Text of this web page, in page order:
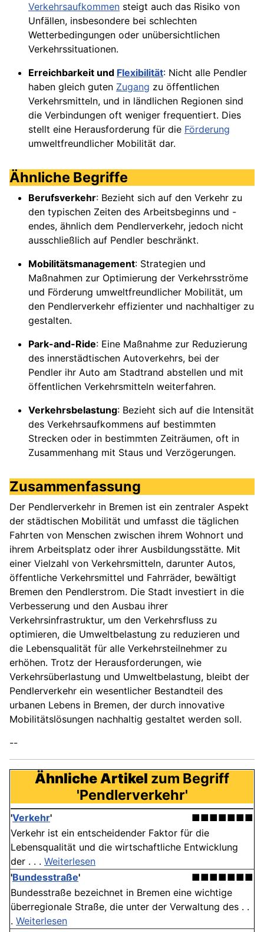
Verkehrsaufkommen steigt auch das Risiko von
Unfällen, insbesondere bei schlechten
Wetterbedingungen oder unübersichtlichen
Verkehrssituationen.
Erreichbarkeit und Flexibilität: Nicht alle Pendler
haben gleich guten Zugang zu öffentlichen
Verkehrsmitteln, und in ländlichen Regionen sind
die Verbindungen oft weniger frequentiert. Dies
stellt eine Herausforderung für die Förderung
umweltfreundlicher Mobilität dar.
Ähnliche Begriffe
Berufsverkehr: Bezieht sich auf den Verkehr zu
den typischen Zeiten des Arbeitsbeginns und -
endes, ähnlich dem Pendlerverkehr, jedoch nicht
ausschließlich auf Pendler beschränkt.
Mobilitätsmanagement: Strategien und
Maßnahmen zur Optimierung der Verkehrsströme
und Förderung umweltfreundlicher Mobilität, um
den Pendlerverkehr effizienter und nachhaltiger zu
gestalten.
Park-and-Ride: Eine Maßnahme zur Reduzierung
des innerstädtischen Autoverkehrs, bei der
Pendler ihr Auto am Stadtrand abstellen und mit
öffentlichen Verkehrsmitteln weiterfahren.
Verkehrsbelastung: Bezieht sich auf die Intensität
des Verkehrsaufkommens auf bestimmten
Strecken oder in bestimmten Zeiträumen, oft in
Zusammenhang mit Staus und Verzögerungen.
Zusammenfassung
Der Pendlerverkehr in Bremen ist ein zentraler Aspekt
der städtischen Mobilität und umfasst die täglichen
Fahrten von Menschen zwischen ihrem Wohnort und
ihrem Arbeitsplatz oder ihrer Ausbildungsstätte. Mit
einer Vielzahl von Verkehrsmitteln, darunter Autos,
öffentliche Verkehrsmittel und Fahrräder, bewältigt
Bremen den Pendlerstrom. Die Stadt investiert in die
Verbesserung und den Ausbau ihrer
Verkehrsinfrastruktur, um den Verkehrsfluss zu
optimieren, die Umweltbelastung zu reduzieren und
die Lebensqualität für alle Verkehrsteilnehmer zu
erhöhen. Trotz der Herausforderungen, wie
Verkehrsüberlastung und Umweltbelastung, bleibt der
Pendlerverkehr ein wesentlicher Bestandteil des
urbanen Lebens in Bremen, der durch innovative
Mobilitätslösungen nachhaltig gestaltet werden soll.
--
Ähnliche Artikel zum Begriff
'Pendlerverkehr'
'Verkehr'
■■■■■■■
Verkehr ist ein entscheidender Faktor für die
Lebensqualität und die wirtschaftliche Entwicklung
der . . . Weiterlesen
'Bundesstraße'
■■■■■■■
Bundesstraße bezeichnet in Bremen eine wichtige
überregionale Straße, die unter der Verwaltung des . .
. Weiterlesen